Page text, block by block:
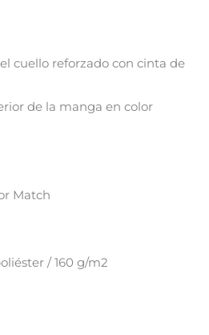
cuello reforzado con cinta de
de la manga en color
Match
/ 160 g/m2